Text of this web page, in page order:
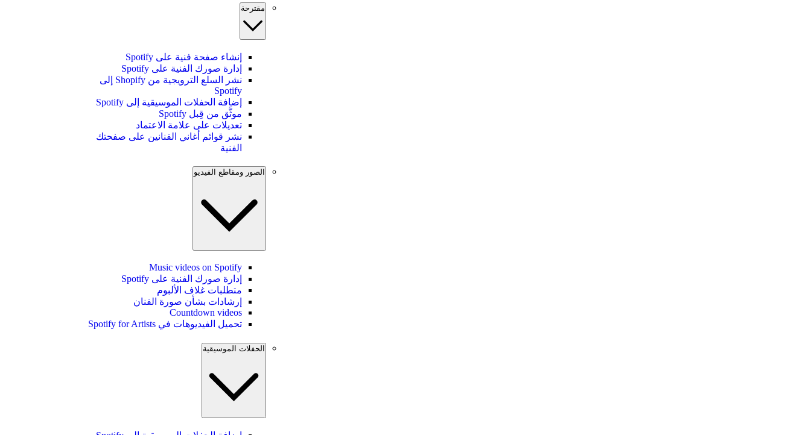
مقترحة
إنشاء صفحة فنية على Spotify
إدارة صورك الفنية على Spotify
نشر السلع الترويجية من Shopify إلى
Spotify
إضافة الحفلات الموسيقية إلى Spotify
موثَّق من قِبل Spotify
تعديلات على علامة الاعتماد
نشر قوائم أغاني الفنانين على صفحتك
الفنية
الصور ومقاطع الفيديو
Music videos on Spotify
إدارة صورك الفنية على Spotify
متطلبات غلاف الألبوم
إرشادات بشأن صورة الفنان
Countdown videos
تحميل الفيديوهات في Spotify for Artists
الحفلات الموسيقية